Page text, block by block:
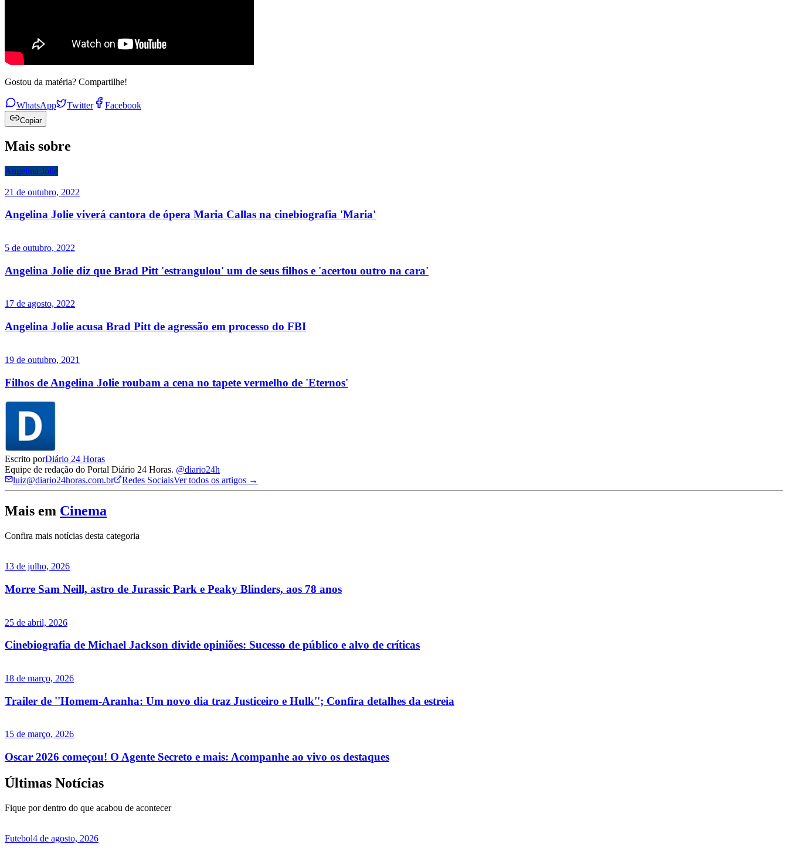
Gostou da matéria? Compartilhe!
WhatsApp Twitter Facebook
Copiar
Mais sobre
Angelina Jolie
21 de outubro, 2022
Angelina Jolie viverá cantora de ópera Maria Callas na cinebiografia 'Maria'
5 de outubro, 2022
Angelina Jolie diz que Brad Pitt 'estrangulou' um de seus filhos e 'acertou outro na cara'
17 de agosto, 2022
Angelina Jolie acusa Brad Pitt de agressão em processo do FBI
19 de outubro, 2021
Filhos de Angelina Jolie roubam a cena no tapete vermelho de 'Eternos'
Escrito porDiário 24 Horas
Equipe de redação do Portal Diário 24 Horas. @diario24h
luiz@diario24horas.com.br
Redes SociaisVer todos os artigos →
Mais em Cinema
Confira mais notícias desta categoria
13 de julho, 2026
Morre Sam Neill, astro de Jurassic Park e Peaky Blinders, aos 78 anos
25 de abril, 2026
Cinebiografia de Michael Jackson divide opiniões: Sucesso de público e alvo de críticas
18 de março, 2026
Trailer de ''Homem-Aranha: Um novo dia traz Justiceiro e Hulk''; Confira detalhes da estreia
15 de março, 2026
Oscar 2026 começou! O Agente Secreto e mais: Acompanhe ao vivo os destaques
Últimas Notícias
Fique por dentro do que acabou de acontecer
Futebol4 de agosto, 2026